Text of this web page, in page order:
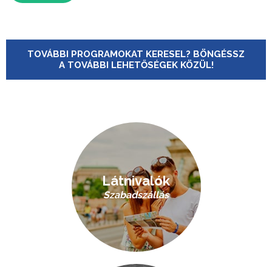
TOVÁBBI PROGRAMOKAT KERESEL? BÖNGÉSSZ
A TOVÁBBI LEHETŐSÉGEK KÖZÜL!
Látnivalók
Szabadszállás